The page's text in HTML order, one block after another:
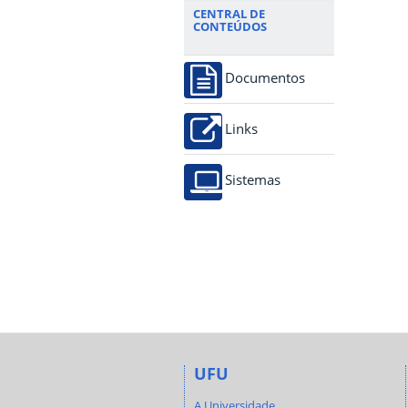
CENTRAL DE
CONTEÚDOS
Documentos
Links
Sistemas
UFU